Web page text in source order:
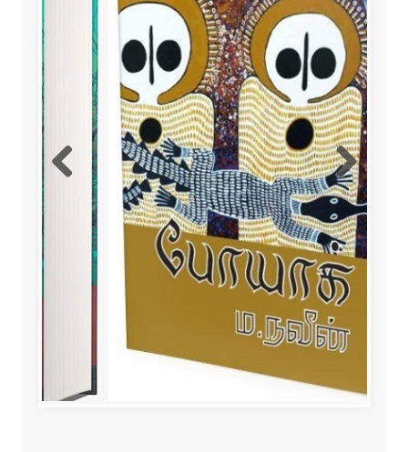
போயாக் (சிறுகதை)